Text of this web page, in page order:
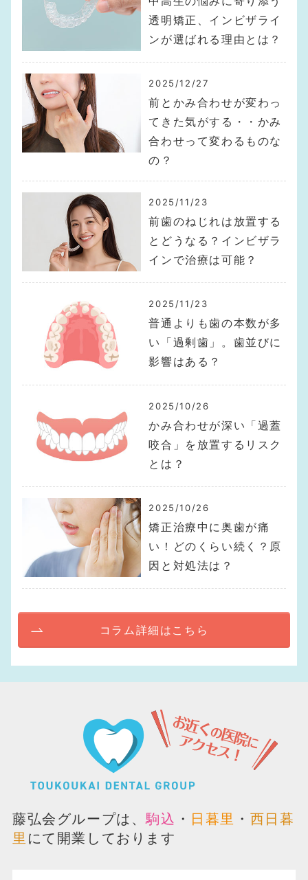
透明矯正、インビザライ
ンが選ばれる理由とは？
2025/12/27
前とかみ合わせが変わっ
てきた気がする・・かみ
合わせって変わるものな
の？
2025/11/23
前歯のねじれは放置する
とどうなる？インビザラ
インで治療は可能？
2025/11/23
普通よりも歯の本数が多
い「過剰歯」。歯並びに
影響はある？
2025/10/26
かみ合わせが深い「過蓋
咬合」を放置するリスク
とは？
2025/10/26
矯正治療中に奥歯が痛
い！どのくらい続く？原
因と対処法は？
コラム詳細はこちら
藤弘会グループは、駒込 ・ 日暮里 ・ 西日暮
里 にて開業しております